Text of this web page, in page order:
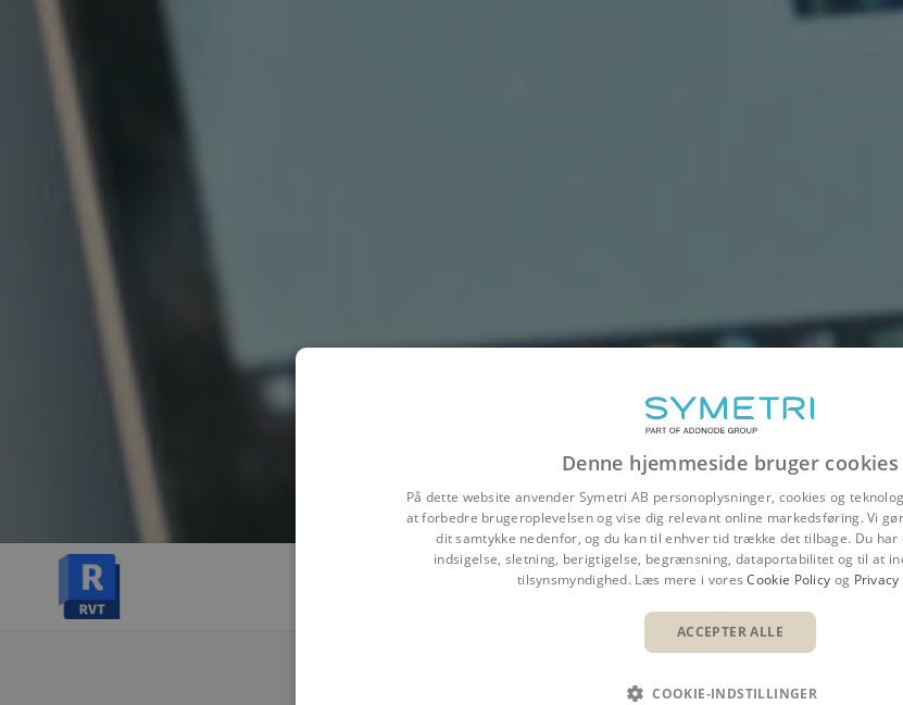
Overblik Fordele
Denne hjemmeside bruger cookies
På dette website anvender Symetri AB personoplysninger, cookies og
at forbedre brugeroplevelsen og vise dig relevant online markedsføring. Vi
dit samtykke nedenfor, og du kan til enhver tid trække det tilbage. Du har
indsigelse, sletning, berigtigelse, begrænsning, dataportabilitet og til at
tilsynsmyndighed. Læs mere i voresCookie Policy og Privacy
ACCEPTER ALLE
COOKIE-INDSTILLINGER